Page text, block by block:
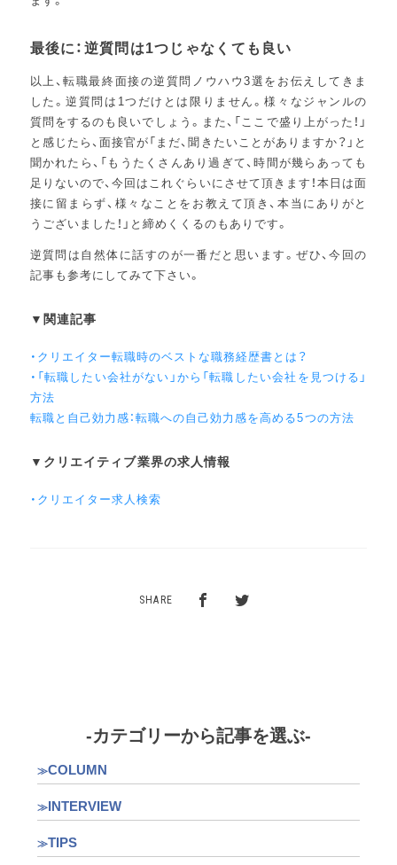
最後に：逆質問は1つじゃなくても良い
以上、転職最終面接の逆質問ノウハウ3選をお伝えしてきま
した。逆質問は1つだけとは限りません。様々なジャンルの
質問をするのも良いでしょう。また、「ここで盛り上がった！」
と感じたら、面接官が「まだ、聞きたいことがありますか？」と
聞かれたら、「もうたくさんあり過ぎて、時間が幾らあっても
足りないので、今回はこれぐらいにさせて頂きます！本日は面
接に留まらず、様々なことをお教えて頂き、本当にありがと
うございました！」と締めくくるのもありです。
逆質問は自然体に話すのが一番だと思います。ぜひ、今回の
記事も参考にしてみて下さい。
▼関連記事
・クリエイター転職時のベストな職務経歴書とは？
・「転職したい会社がない」から「転職したい会社を見つける」
方法
転職と自己効力感：転職への自己効力感を高める5つの方法
▼クリエイティブ業界の求人情報
・クリエイター求人検索
SHARE
-カテゴリーから記事を選ぶ-
COLUMN
INTERVIEW
TIPS